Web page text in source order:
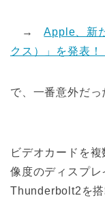
→Apple、新
クス）」を発表！
で、一番意外だっ
ビデオカードを
像度のディスプレ
Thunderbolt2を